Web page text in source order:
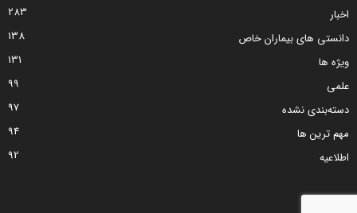
اخبار
283
دانستی های بیماران خاص
138
ویژه ها
131
علمی
99
دسته‌بندی نشده
97
مهم ترین ها
94
اطلاعیه
92